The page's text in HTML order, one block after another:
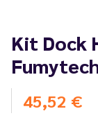
Kit Dock
45,52 €